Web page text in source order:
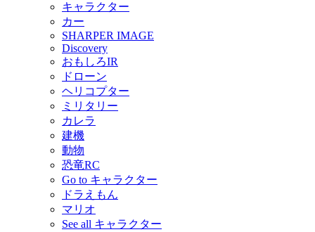
キャラクター
カー
SHARPER IMAGE
Discovery
おもしろIR
ドローン
ヘリコプター
ミリタリー
カレラ
建機
動物
恐竜RC
Go to キャラクター
ドラえもん
マリオ
See all キャラクター